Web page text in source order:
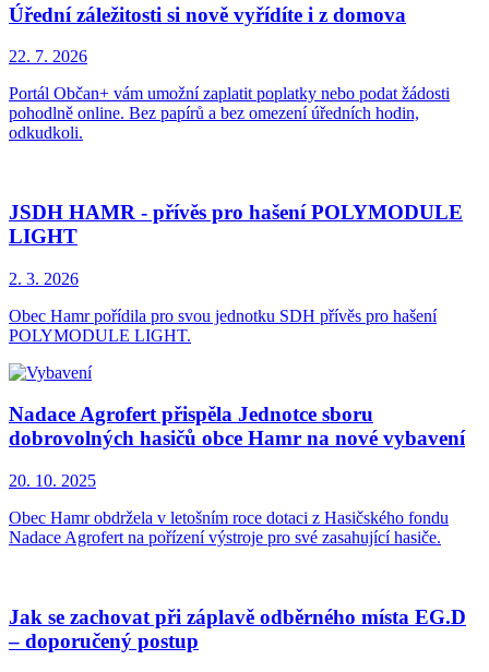
Úřední záležitosti si nově vyřídíte i z domova
22. 7. 2026
Portál Občan+ vám umožní zaplatit poplatky nebo podat žádosti
pohodlně online. Bez papírů a bez omezení úředních hodin,
odkudkoli.
JSDH HAMR - přívěs pro hašení POLYMODULE
LIGHT
2. 3. 2026
Obec Hamr pořídila pro svou jednotku SDH přívěs pro hašení
POLYMODULE LIGHT.
Nadace Agrofert přispěla Jednotce sboru
dobrovolných hasičů obce Hamr na nové vybavení
20. 10. 2025
Obec Hamr obdržela v letošním roce dotaci z Hasičského fondu
Nadace Agrofert na pořízení výstroje pro své zasahující hasiče.
Jak se zachovat při záplavě odběrného místa EG.D
– doporučený postup